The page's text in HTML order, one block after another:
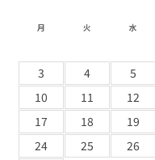
月 火 水
3
4 5
10
11 12
17
18 19
24
25 26